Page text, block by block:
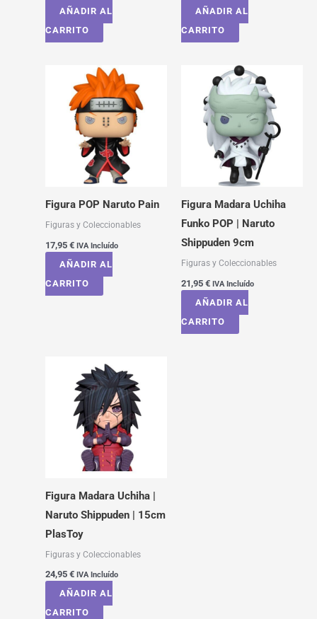
AÑADIR AL
CARRITO
AÑADIR AL
CARRITO
Figura POP Naruto Pain
Figuras y Coleccionables
17,95 € IVA Incluído
AÑADIR AL
CARRITO
Figura Madara Uchiha
Funko POP | Naruto
Shippuden 9cm
Figuras y Coleccionables
21,95 € IVA Incluído
AÑADIR AL
CARRITO
Figura Madara Uchiha |
Naruto Shippuden | 15cm
PlasToy
Figuras y Coleccionables
24,95 € IVA Incluído
AÑADIR AL
CARRITO